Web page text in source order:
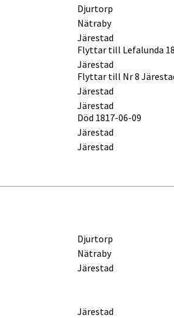
Djurtorp
Nätraby
Järestad
Flyttar till Lefalunda
Järestad
Flyttar till Nr 8
Järestad
Järestad
Död 1817-06-09
Järestad
Järestad
Djurtorp
Nätraby
Järestad
Järestad